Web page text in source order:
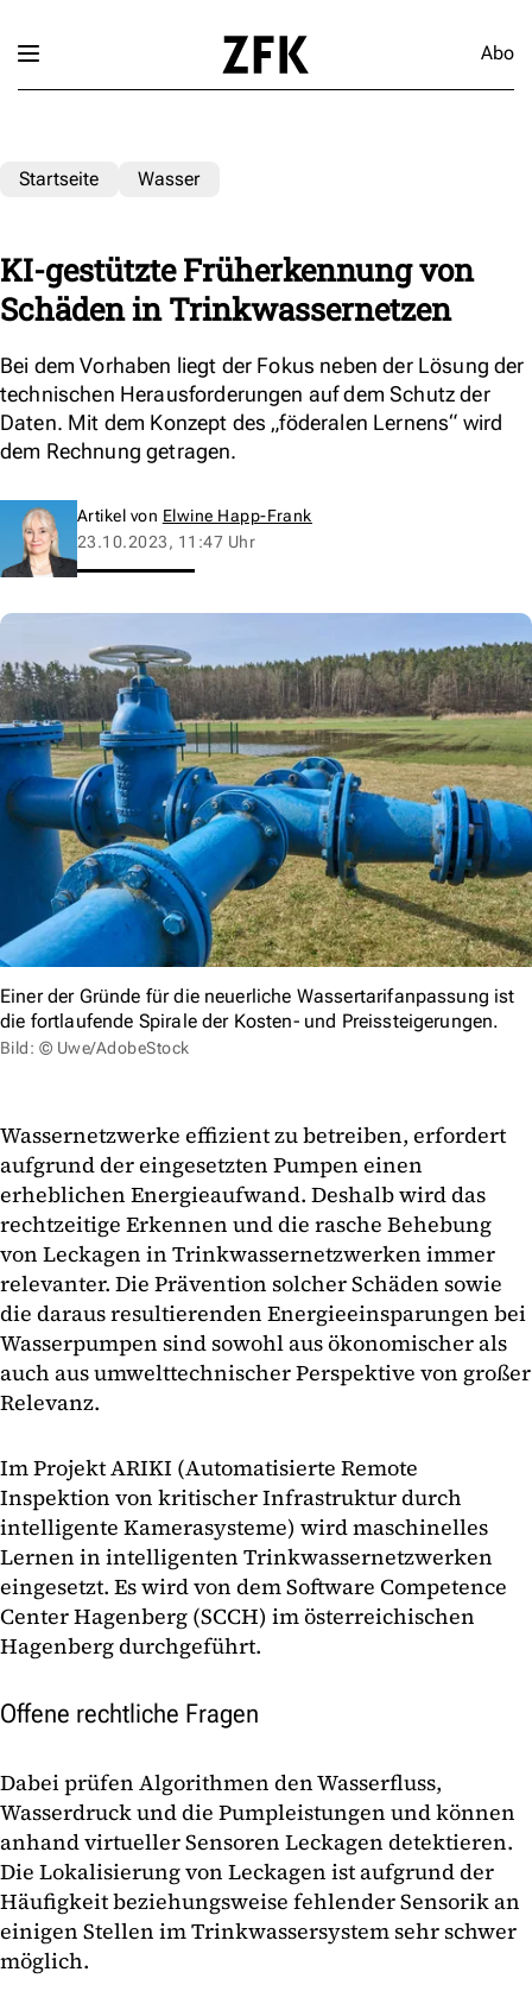
Abo
Startseite Wasser
KI-gestützte Früherkennung von
Schäden in Trinkwassernetzen
Bei dem Vorhaben liegt der Fokus neben der Lösung der
technischen Herausforderungen auf dem Schutz der
Daten. Mit dem Konzept des „föderalen Lernens“ wird
dem Rechnung getragen.
Artikel von Elwine Happ-Frank
23.10.2023, 11:47 Uhr
Einer der Gründe für die neuerliche Wassertarifanpassung ist
die fortlaufende Spirale der Kosten‐ und Preissteigerungen.
Bild: © Uwe/AdobeStock
Wassernetzwerke effizient zu betreiben, erfordert
aufgrund der eingesetzten Pumpen einen
erheblichen Energieaufwand. Deshalb wird das
rechtzeitige Erkennen und die rasche Behebung
von Leckagen in Trinkwassernetzwerken immer
relevanter. Die Prävention solcher Schäden sowie
die daraus resultierenden Energieeinsparungen bei
Wasserpumpen sind sowohl aus ökonomischer als
auch aus umwelttechnischer Perspektive von großer
Relevanz.
Im Projekt ARIKI (Automatisierte Remote
Inspektion von kritischer Infrastruktur durch
intelligente Kamerasysteme) wird maschinelles
Lernen in intelligenten Trinkwassernetzwerken
eingesetzt. Es wird von dem Software Competence
Center Hagenberg (SCCH) im österreichischen
Hagenberg durchgeführt.
Offene rechtliche Fragen
Dabei prüfen Algorithmen den Wasserfluss,
Wasserdruck und die Pumpleistungen und können
anhand virtueller Sensoren Leckagen detektieren.
Die Lokalisierung von Leckagen ist aufgrund der
Häufigkeit beziehungsweise fehlender Sensorik an
einigen Stellen im Trinkwassersystem sehr schwer
möglich.